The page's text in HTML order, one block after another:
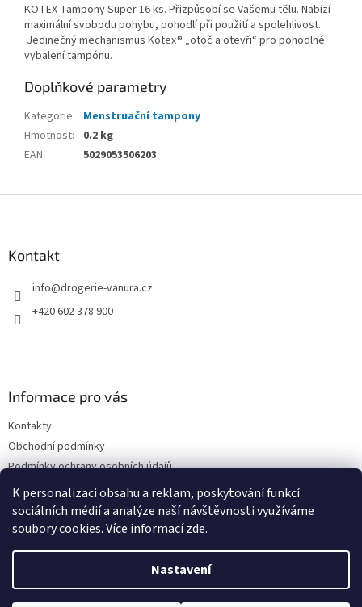
K personalizaci obsahu a reklam, poskytování funkcí
sociálních médií a analýze naší návštěvnosti využíváme
soubory cookies. Více informacízde.
Nastavení
KOTEX Tampony Super 16 ks. Přizpůsobí se Vašemu tělu. Nabízí
maximální svobodu pohybu, pohodlí při použití a spolehlivost.
Jedinečný mechanismus Kotex® „otoč a otevři“ pro pohodlné
vybalení tampónu.
Doplňkové parametry
Kategorie: Menstruační tampony
Hmotnost:
0.2 kg
EAN: 5029053506203
Kontakt
info@drogerie-vanura.cz
+420 602 378 900
Informace pro vás
Kontakty
Obchodní podmínky
Podmínky ochrany osobních údajů
Dodací a platební podmínky